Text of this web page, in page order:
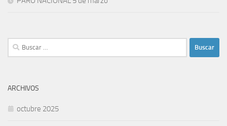
Buscar:
ARCHIVOS
octubre 2025